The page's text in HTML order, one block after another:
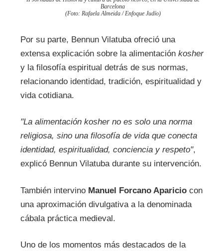
Barcelona
(Foto: Rafaela Almeida / Enfoque Judío)
Por su parte, Bennun Vilatuba ofreció una
extensa explicación sobre la alimentación kosher
y la filosofía espiritual detrás de sus normas,
relacionando identidad, tradición, espiritualidad y
vida cotidiana.
"La alimentación kosher no es solo una norma
religiosa, sino una filosofía de vida que conecta
identidad, espiritualidad, conciencia y respeto",
explicó Bennun Vilatuba durante su intervención.
También intervino Manuel Forcano Apariciocon
una aproximación divulgativa a la denominada
cábala práctica medieval.
Uno de los momentos más destacados de la